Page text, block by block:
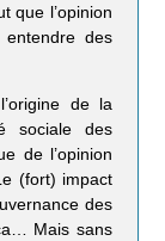
que l’opinion
des
de la
sociale des
de l’opinion
(fort) impact
des
Mais sans